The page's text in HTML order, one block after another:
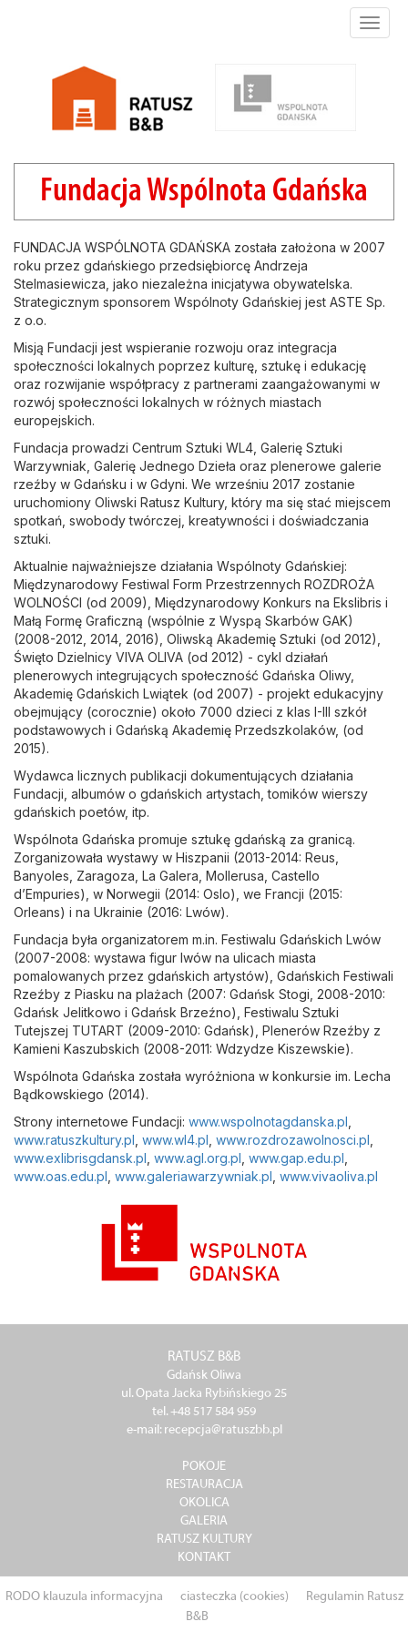
Toggle
Fundacja Wspólnota Gdańska
FUNDACJA WSPÓLNOTA GDAŃSKA została założona w 2007
roku przez gdańskiego przedsiębiorcę Andrzeja
Stelmasiewicza, jako niezależna inicjatywa obywatelska.
Strategicznym sponsorem Wspólnoty Gdańskiej jest ASTE Sp.
z o.o.
Misją Fundacji jest wspieranie rozwoju oraz integracja
społeczności lokalnych poprzez kulturę, sztukę i edukację
oraz rozwijanie współpracy z partnerami zaangażowanymi w
rozwój społeczności lokalnych w różnych miastach
europejskich.
Fundacja prowadzi Centrum Sztuki WL4, Galerię Sztuki
Warzywniak, Galerię Jednego Dzieła oraz plenerowe galerie
rzeźby w Gdańsku i w Gdyni. We wrześniu 2017 zostanie
uruchomiony Oliwski Ratusz Kultury, który ma się stać miejscem
spotkań, swobody twórczej, kreatywności i doświadczania
sztuki.
Aktualnie najważniejsze działania Wspólnoty Gdańskiej:
Międzynarodowy Festiwal Form Przestrzennych ROZDROŻA
WOLNOŚCI (od 2009), Międzynarodowy Konkurs na Ekslibris i
Małą Formę Graficzną (wspólnie z Wyspą Skarbów GAK)
(2008-2012, 2014, 2016), Oliwską Akademię Sztuki (od 2012),
Święto Dzielnicy VIVA OLIVA (od 2012) - cykl działań
plenerowych integrujących społeczność Gdańska Oliwy,
Akademię Gdańskich Lwiątek (od 2007) - projekt edukacyjny
obejmujący (corocznie) około 7000 dzieci z klas I-III szkół
podstawowych i Gdańską Akademię Przedszkolaków, (od
2015).
Wydawca licznych publikacji dokumentujących działania
Fundacji, albumów o gdańskich artystach, tomików wierszy
gdańskich poetów, itp.
Wspólnota Gdańska promuje sztukę gdańską za granicą.
Zorganizowała wystawy w Hiszpanii (2013-2014: Reus,
Banyoles, Zaragoza, La Galera, Mollerusa, Castello
d’Empuries), w Norwegii (2014: Oslo), we Francji (2015:
Orleans) i na Ukrainie (2016: Lwów).
Fundacja była organizatorem m.in. Festiwalu Gdańskich Lwów
(2007-2008: wystawa figur lwów na ulicach miasta
pomalowanych przez gdańskich artystów), Gdańskich Festiwali
Rzeźby z Piasku na plażach (2007: Gdańsk Stogi, 2008-2010:
Gdańsk Jelitkowo i Gdańsk Brzeźno), Festiwalu Sztuki
Tutejszej TUTART (2009-2010: Gdańsk), Plenerów Rzeźby z
Kamieni Kaszubskich (2008-2011: Wdzydze Kiszewskie).
Wspólnota Gdańska została wyróżniona w konkursie im. Lecha
Bądkowskiego (2014).
Strony internetowe Fundacji: www.wspolnotagdanska.pl ,
www.ratuszkultury.pl , www.wl4.pl , www.rozdrozawolnosci.pl ,
www.exlibrisgdansk.pl , www.agl.org.pl , www.gap.edu.pl ,
www.oas.edu.pl , www.galeriawarzywniak.pl , www.vivaoliva.pl
RATUSZ B&B
Gdańsk Oliwa
ul. Opata Jacka Rybińskiego 25
tel. +48 517 584 959
e-mail: recepcja@ratuszbb.pl
POKOJE
RESTAURACJA
OKOLICA
GALERIA
RATUSZ KULTURY
KONTAKT
RODO klauzula informacyjna ciasteczka (cookies)
Regulamin Ratusz
B&B